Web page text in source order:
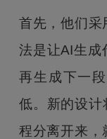
首先，他们采
法是让AI生成
再生成下一
低。新的设计
程分离开来，